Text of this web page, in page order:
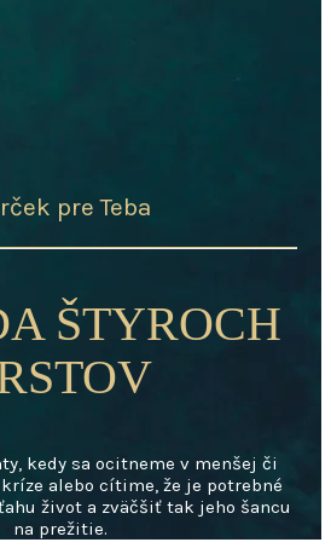
pre Teba
ŠTYROCH
kedy sa ocitneme v menšej či
alebo cítime, že je potrebné
život a zväčšiť tak jeho šancu
na prežitie.